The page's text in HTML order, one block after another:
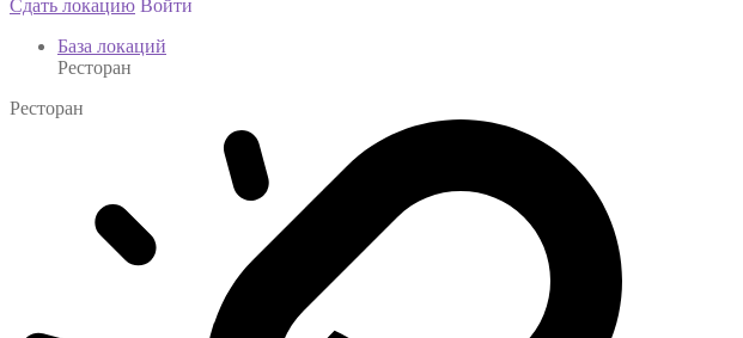
Сдать локацию Войти
База локаций
Ресторан
Ресторан